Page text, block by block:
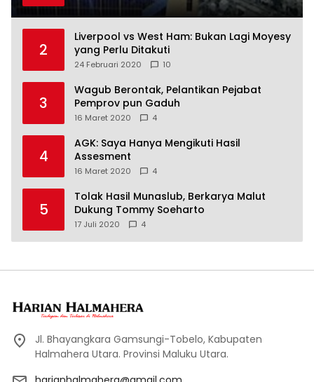
2
Liverpool vs West Ham: Bukan Lagi Moyesy
yang Perlu Ditakuti
24 Februari 2020 10
3
Wagub Berontak, Pelantikan Pejabat
Pemprov pun Gaduh
16 Maret 2020 4
4
AGK: Saya Hanya Mengikuti Hasil
Assesment
16 Maret 2020 4
5
Tolak Hasil Munaslub, Berkarya Malut
Dukung Tommy Soeharto
17 Juli 2020 4
Jl. Bhayangkara Gamsungi-Tobelo, Kabupaten
Halmahera Utara. Provinsi Maluku Utara.